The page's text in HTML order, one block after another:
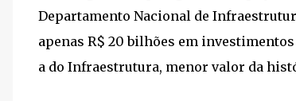
Departamento Nacional de
apenas R$ 20 bilhões em
a do Infraestrutura, menor valor da